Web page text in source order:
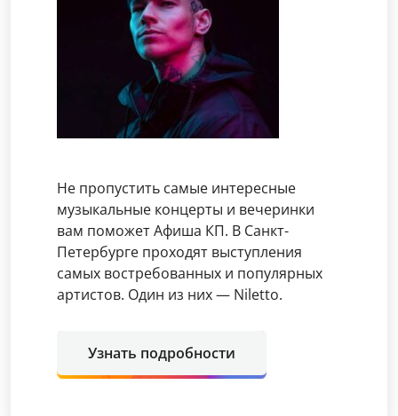
Не пропустить самые интересные
музыкальные концерты и вечеринки
вам поможет Афиша КП. В Санкт-
Петербурге проходят выступления
самых востребованных и популярных
артистов. Один из них — Niletto.
Узнать подробности